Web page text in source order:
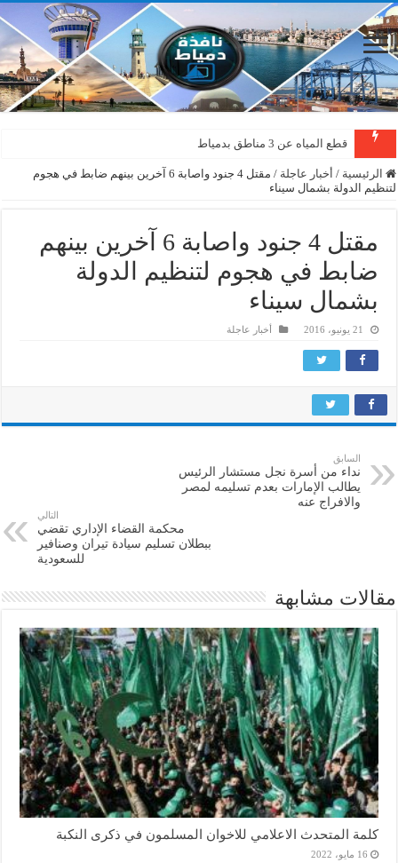
قطع المياه عن 3 مناطق بدمياط
الرئيسية / أخبار عاجلة /
مقتل 4 جنود واصابة 6 آخرين بينهم ضابط في هجوم
لتنظيم الدولة بشمال سيناء
مقتل 4 جنود واصابة 6 آخرين بينهم
ضابط في هجوم لتنظيم الدولة
بشمال سيناء
21 يونيو، 2016 أخبار عاجلة
السابق
نداء من أسرة نجل مستشار الرئيس
يطالب الإمارات بعدم تسليمه لمصر
والافراج عنه
التالي
محكمة القضاء الإداري تقضي
ببطلان تسليم سيادة تيران وصنافير
للسعودية
مقالات مشابهة
كلمة المتحدث الاعلامي للاخوان المسلمون في ذكرى النكبة
16 مايو، 2022